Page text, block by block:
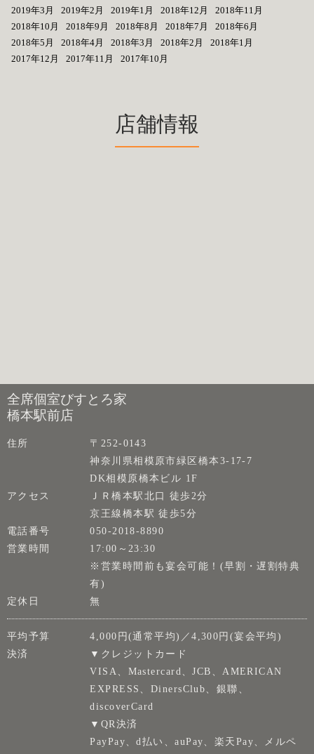
2019年3月
2019年2月 2019年1月 2018年12月
2018年11月
2018年10月
2018年9月 2018年8月 2018年7月
2018年6月
2018年5月
2018年4月 2018年3月 2018年2月
2018年1月
2017年12月
2017年11月 2017年10月
店舗情報
全席個室びすとろ家
橋本駅前店
住所
〒252-0143
神奈川県相模原市緑区橋本3-17-7
DK相模原橋本ビル 1F
アクセス
ＪＲ橋本駅北口 徒歩2分
京王線橋本駅 徒歩5分
電話番号
050-2018-8890
営業時間
17:00～23:30
※営業時間前も宴会可能！(早割・遅割特典
有)
定休日
無
平均予算
4,000円(通常平均)／4,300円(宴会平均)
決済
▼クレジットカード
VISA、Mastercard、JCB、AMERICAN
EXPRESS、DinersClub、銀聯、
discoverCard
▼QR決済
PayPay、d払い、auPay、楽天Pay、メルペ